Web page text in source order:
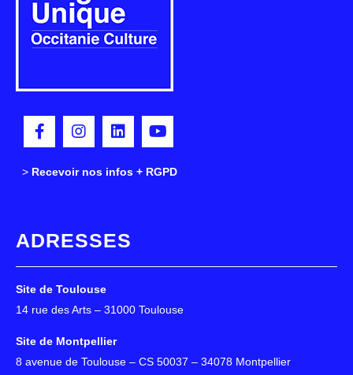
> Recevoir nos infos + RGPD
ADRESSES
Site de Toulouse
14 rue des Arts – 31000 Toulouse
Site de Montpellier
8 avenue de Toulouse – CS 50037 – 34078 Montpellier